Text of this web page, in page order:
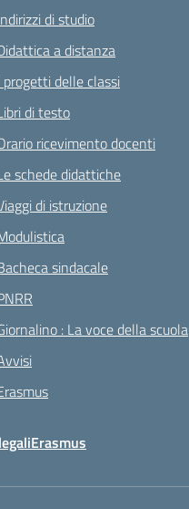
di studio
a distanza
progetti delle classi
di testo
ricevimento docenti
schede didattiche
di istruzione
sindacale
: La voce della scuola
Erasmus